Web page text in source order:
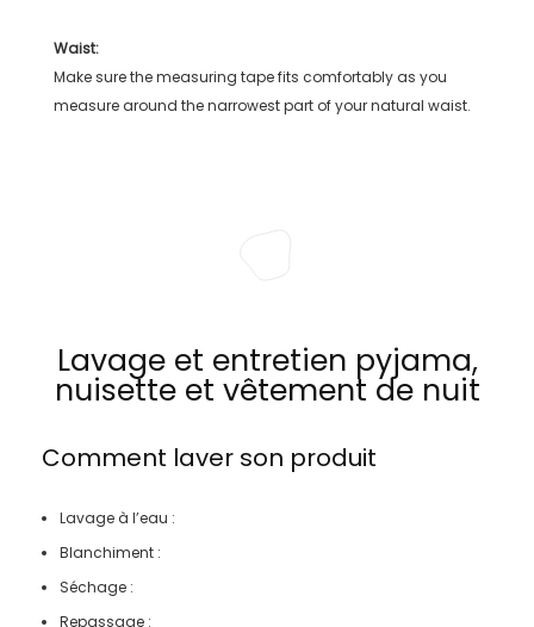
Waist:
Make sure the measuring tape fits comfortably as you
measure around the narrowest part of your natural waist.
Lavage et entretien pyjama,
nuisette et vêtement de nuit
Comment laver son produit
Lavage à l’eau :
Blanchiment :
Séchage :
Repassage :